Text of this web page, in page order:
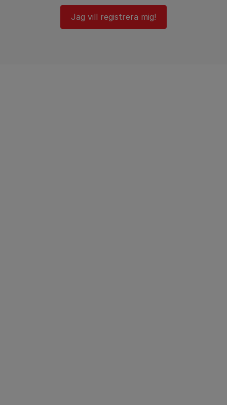
Jag vill registrera mig!